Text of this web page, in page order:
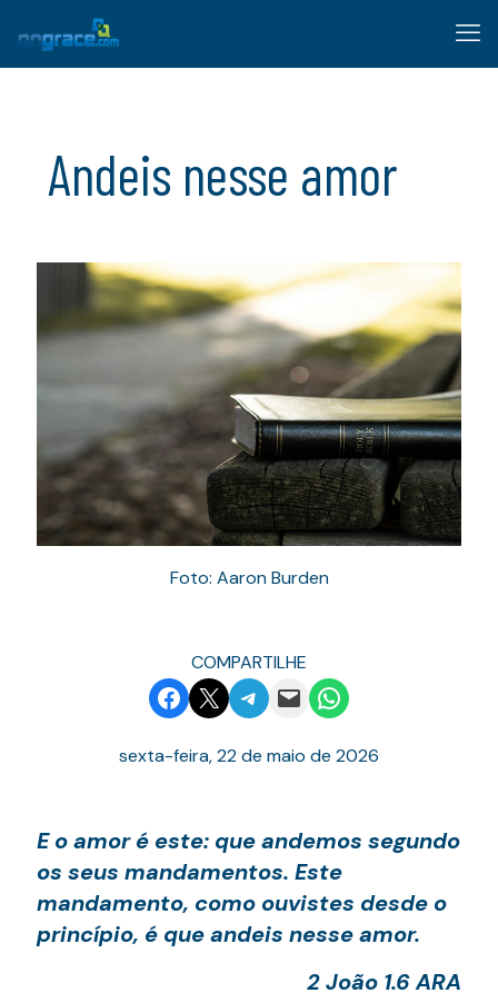
Andeis nesse amor
Foto: Aaron Burden
COMPARTILHE
Share on Facebook
Email this PageShare on Telegram
Email this PageShare on WhatsApp
sexta-feira, 22 de maio de 2026
E o amor é este: que andemos segundo
os seus mandamentos. Este
mandamento, como ouvistes desde o
princípio, é que andeis nesse amor.
2 João 1.6 ARA